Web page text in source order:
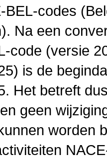
BEL-codes
Na een
code (versie
is de
Het betreft
geen
worden